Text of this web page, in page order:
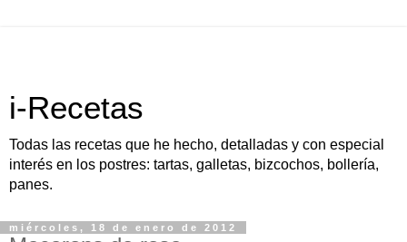
i-Recetas
Todas las recetas que he hecho, detalladas y con especial
interés en los postres: tartas, galletas, bizcochos, bollería,
panes.
miércoles, 18 de enero de 2012